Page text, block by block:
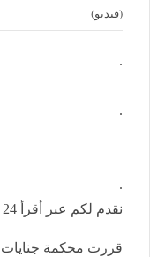
(فيديو)
.
.
.
نقدم لكم عبر أقرأ 24 iqraa24.com،
قررت محكمة جنايات